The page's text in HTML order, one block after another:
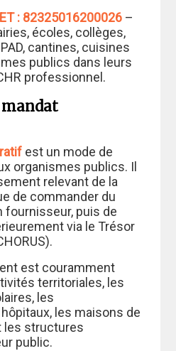
: 82325016200026–
écoles, collèges,
cantines, cuisines
publics dans leurs
professionnel.
mandat
est un mode de
organismes publics. Il
relevant de la
de commander du
fournisseur, puis de
via le Trésor
est couramment
territoriales, les
les
les maisons de
les structures
public.